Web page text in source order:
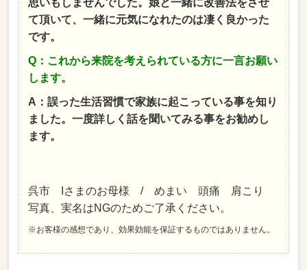
思いもしませんでした。娘と一緒に改善法をさせ
て頂いて、一緒に元気になれたのは凄く良かった
です。
Q：これから来院を考えられている方に一言お願い
します。
A：誤った生活習慣で家族に起こっている事を知り
ました。一度詳しく話を聞いてみる事をお勧めし
ます。
呉市 Iさまのお母様 / めまい 頭痛 肩こり
写真、実名はNGのためご了承ください。
※お客様の感想であり、効果効能を保証するものではありません。